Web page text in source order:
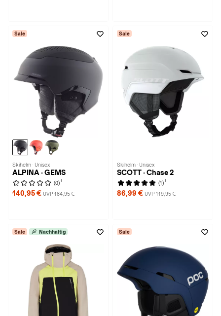
Sale
Skihelm · Unisex
ALPINA · GEMS
(0) 1
140,95 € UVP 184,95 €
Sale
Skihelm · Unisex
SCOTT · Chase 2
(1) 1
86,99 € UVP 119,95 €
Sale Nachhaltig Sale